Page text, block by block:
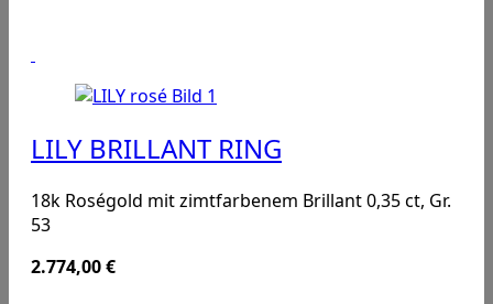
LILY BRILLANT RING
18k Roségold mit zimtfarbenem Brillant 0,35 ct, Gr.
53
2.774,00€